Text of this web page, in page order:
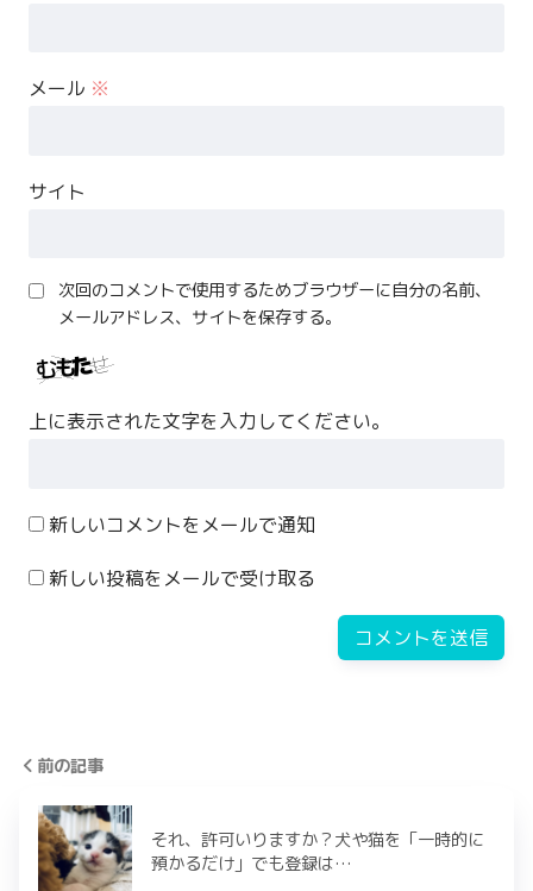
メール ※
サイト
次回のコメントで使用するためブラウザーに自分の名前、
メールアドレス、サイトを保存する。
上に表示された文字を入力してください。
新しいコメントをメールで通知
新しい投稿をメールで受け取る
前の記事
それ、許可いりますか？犬や猫を「一時的に
預かるだけ」でも登録は…